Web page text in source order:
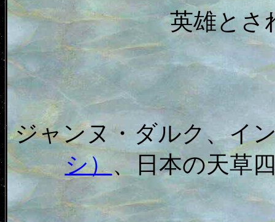
英雄とさ
ジャンヌ・ダルク、イ
シ）、日本の天草